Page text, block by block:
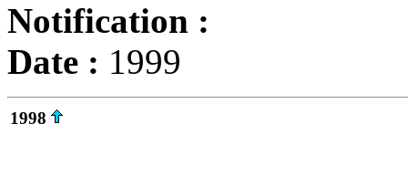
Notification :
Date : 1999
1998